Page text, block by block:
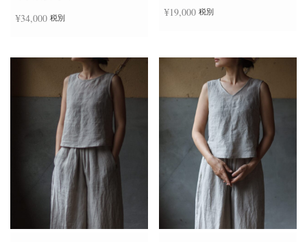
¥34,000 税別 ¥19,000 税別